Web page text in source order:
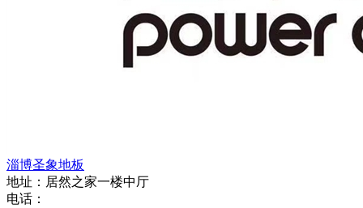
淄博圣象地板
地址：居然之家一楼中厅
电话：